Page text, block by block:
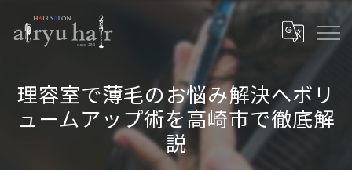
理容室で薄毛のお悩み解決へボリ
ュームアップ術を高崎市で徹底解
説